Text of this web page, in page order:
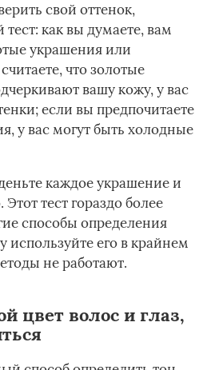
свой оттенок,
как вы думаете, вам
украшения или
что золотые
вашу кожу, у вас
если вы предпочитаете
у вас могут быть холодные
каждое украшение и
тест гораздо более
способы определения
используйте его в крайнем
не работают.
цвет волос и глаз,